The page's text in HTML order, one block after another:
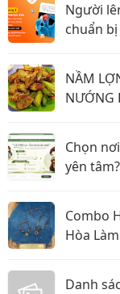
Người
chuẩn
NẦM
NƯỚNG
Chọn
yên tâm?
Combo
Hòa
Danh